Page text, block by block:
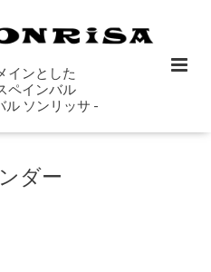
インとした
ペインバル
ル ソンリッサ -
ダー